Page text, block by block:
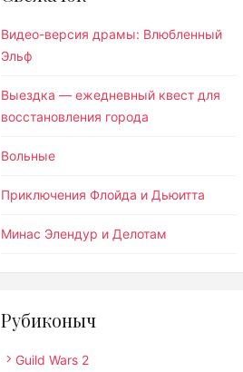
Видео-версия драмы: Влюбленный
Эльф
Выездка — ежедневный квест для
восстановления города
Вольные
Приключения Флойда и Дьюитта
Минас Элендур и Делотам
Рубиконыч
Guild Wars 2